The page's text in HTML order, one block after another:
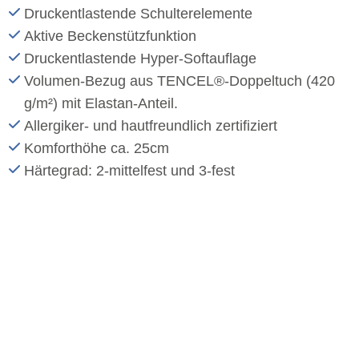
Druckentlastende Schulterelemente
Aktive Beckenstützfunktion
Druckentlastende Hyper-Softauflage
Volumen-Bezug aus TENCEL®-Doppeltuch (420
g/m²) mit Elastan-Anteil.
Allergiker- und hautfreundlich zertifiziert
Komforthöhe ca. 25cm
Härtegrad: 2-mittelfest und 3-fest